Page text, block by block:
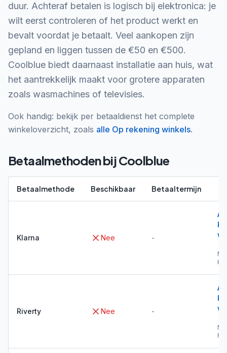
duur. Achteraf betalen is logisch bij elektronica: je
wilt eerst controleren of het product werkt en
bevalt voordat je betaalt. Veel aankopen zijn
gepland en liggen tussen de €50 en €500.
Coolblue biedt daarnaast installatie aan huis, wat
het aantrekkelijk maakt voor grotere apparaten
zoals wasmachines of televisies.
Ook handig: bekijk per betaaldienst het complete
winkeloverzicht, zoals alle Op rekening winkels.
Betaalmethoden bijCoolblue
Betaalmethode Beschikbaar Betaaltermijn
Klarna Nee -
→
Riverty Nee -
→